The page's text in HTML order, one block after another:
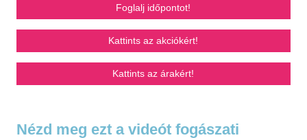
Foglalj időpontot!
Kattints az akciókért!
Kattints az árakért!
Nézd meg ezt a videót fogászati